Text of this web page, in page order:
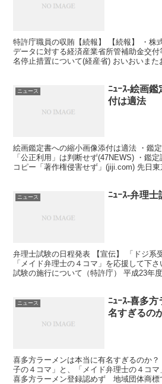
特許庁職員の収賄【続報】 【続報】 ・株
データに対する経済産業省所管補助金交
名停止措置について(経産省) おいおいまた
ニュース
ﾆｭｰｽ-絵画
付は適法
絵画鑑定書への縮小画像添付は適法 ・鑑
「公正利用」は判断せず(47NEWS) ・鑑
コピー「著作権侵害せず」(jiji.com) 先日東
ニュース ﾆｭｰｽ-弁理
弁理士試験の日程発表 【宣伝】 「ドジ系
「メイド弁理士の４コマ」を応援して下
試験の施行について（特許庁） 平成23年
ニュース
ﾆｭｰｽ-喜多
名すぎるの
喜多方ラーメンは本当に有名すぎるのか
子の４コマ」と、「メイド弁理士の４コマ
喜多方ラーメン登録認めず 地域団体商標